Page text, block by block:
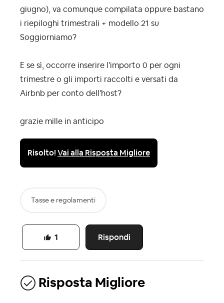
giugno), va comunque compilata oppure bastano
i riepiloghi trimestrali + modello 21 su
Soggiorniamo?
E se sì, occorre inserire l'importo 0 per ogni
trimestre o gli importi raccolti e versati da
Airbnb per conto dell'host?
grazie mille in anticipo
Risolto!Vai alla Risposta Migliore
Tasse e regolamenti
Rispondi
1
Risposta Migliore